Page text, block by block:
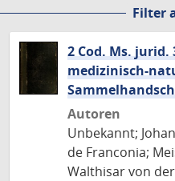
Filter
2 Cod. Ms. jurid.
medizinisch-
Autoren
Unbekannt;
de Franconia;
Walthisar von